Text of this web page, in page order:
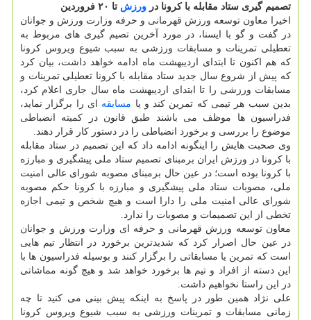
تصمیم گیری ستاد مقابله با كرونا در ورزش تا ۲۰ فروردین
اخیرا معاون توسعه ورزش قهرمانی و حرفه وزارت ورزش و جوانان
در گفت و گو با ایسنا، در مورد آخرین تصیم گیری های مربوط به
تعطیلی تمرینات و مسابقات ورزشی به سبب شیوع ویروس كرونا
كه هم اكنون تا ابتدای اردیبهشت ماه ادامه خواهد داشت، بیان كرد
كه پیش از شروع سال جدید ستاد مقابله با كرونا تعطیلی تمرینات و
مسابقات ورزشی را تا ابتدای اردیبهشت ماه سال جاری اعلام كرد،
بدین سبب هر تیمی كه تمرین كند و یا مسابقه ای را برگزار نماید،
فدراسیون ها موظف می باشند طبق قانون در كمیته انضباطی
موضوع را بررسی و برخورد انضباطی را در دستور كار قرار دهند.
وی صحبت هایش را اینگونه ادامه داد كه این تصمیم در ستاد مقابله
با كرونا در ورزش ایران برمبنای تصمیم ستاد ملی پیشگیری و مبارزه
با كرونا بوده است؛ در عین حال برمبنای مصوبه شورای عالی امنیت
ملی، مصوبات ستاد ملی پیشگیری و مبارزه با كرونا حكم مصوبه
شورای عالی امنیت ملی را دارا است و هیچ شخص و تیمی اجازه
تخطی از این تصمیمات و مصوبات را ندارد.
معاون توسعه ورزش قهرمانی و حرفه ای وزارت ورزش و جوانان
در عین حال اصرار كرد كه شدیدترین برخورد در انتظار تیم هایی
است كه تمرین یا مسابقاتی را برگزار كنند و بوسیله فدراسیون ها با
این دسته از افراد و تیم ها برخورد خواهد شد و هیچ گونه مماشاتی
در این راستا نخواهیم داشت.
علی نژاد همین طور در پاسخ به اینكه پیش بینی می كنید تا چه
زمانی مسابقات و تمرینات ورزشی به سبب شیوع ویروس كرونا